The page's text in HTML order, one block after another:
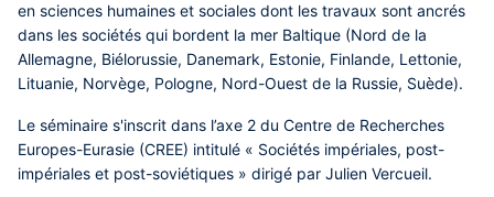
en sciences humaines et sociales dont les travaux sont ancrés
dans les sociétés qui bordent la mer Baltique (Nord de la
Allemagne, Biélorussie, Danemark, Estonie, Finlande, Lettonie,
Lituanie, Norvège, Pologne, Nord-Ouest de la Russie, Suède).
Le séminaire s'inscrit dans l’axe 2 du Centre de Recherches
Europes-Eurasie (CREE) intitulé « Sociétés impériales, post-
impériales et post-soviétiques » dirigé par Julien Vercueil.